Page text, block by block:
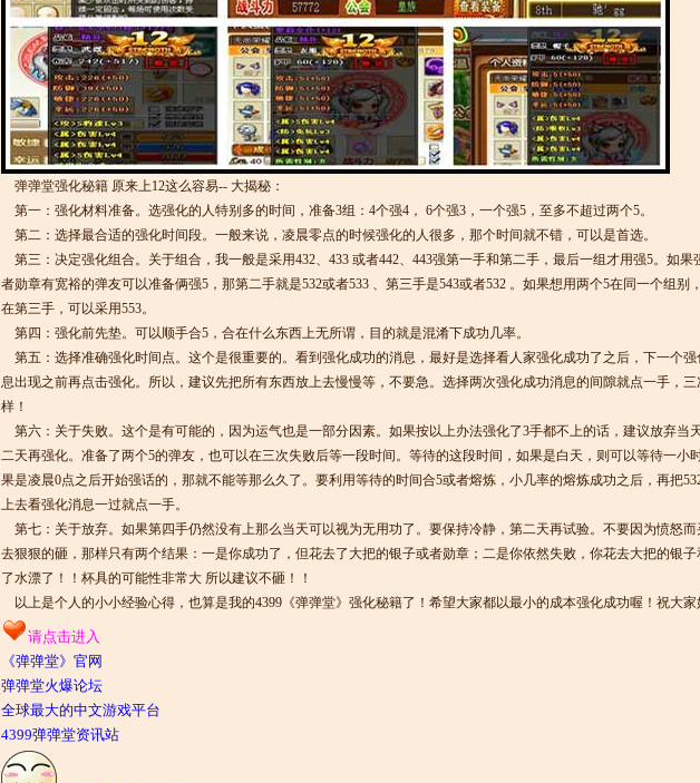
弹弹堂强化秘籍 原来上12这么容易-- 大揭秘：
第一：强化材料准备。选强化的人特别多的时间，准备3组：4个强4， 6个强3，一个强5，至多不超过两个5。
第二：选择最合适的强化时间段。一般来说，凌晨零点的时候强化的人很多，那个时间就不错，可以是首选。
第三：决定强化组合。关于组合，我一般是采用432、433 或者442、443强第一手和第二手，最后一组才用强5。如果
者勋章有宽裕的弹友可以准备俩强5，那第二手就是532或者533 、第三手是543或者532 。如果想用两个5在同一个组别
在第三手，可以采用553。
第四：强化前先垫。可以顺手合5，合在什么东西上无所谓，目的就是混淆下成功几率。
第五：选择准确强化时间点。这个是很重要的。看到强化成功的消息，最好是选择看人家强化成功了之后，下一个强
息出现之前再点击强化。所以，建议先把所有东西放上去慢慢等，不要急。选择两次强化成功消息的间隙就点一手，三
样！
第六：关于失败。这个是有可能的，因为运气也是一部分因素。如果按以上办法强化了3手都不上的话，建议放弃当
二天再强化。准备了两个5的弹友，也可以在三次失败后等一段时间。等待的这段时间，如果是白天，则可以等待一小
果是凌晨0点之后开始强话的，那就不能等那么久了。要利用等待的时间合5或者熔炼，小几率的熔炼成功之后，再把
上去看强化消息一过就点一手。
第七：关于放弃。如果第四手仍然没有上那么当天可以视为无用功了。要保持冷静，第二天再试验。不要因为愤怒而
去狠狠的砸，那样只有两个结果：一是你成功了，但花去了大把的银子或者勋章；二是你依然失败，你花去大把的银
了水漂了！！杯具的可能性非常大 所以建议不砸！！
以上是个人的小小经验心得，也算是我的4399《弹弹堂》强化秘籍了！希望大家都以最小的成本强化成功喔！祝大家
请点击进入
《弹弹堂》官网
弹弹堂火爆论坛
全球最大的中文游戏平台
4399弹弹堂资讯站